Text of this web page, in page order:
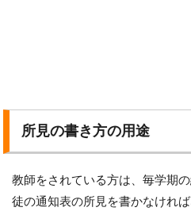
所見の書き方の用途
教師をされている方は、毎学期
徒の通知表の所見を書かなけれ